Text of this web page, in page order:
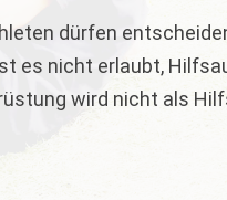
dürfen
es nicht erlaubt,
wird nicht als